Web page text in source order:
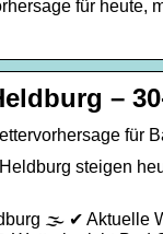
für heute,
–
für
steigen
🌫️ ✔ Aktuelle